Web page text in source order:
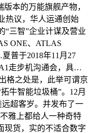
本的万能旗舰产物，
热议，华人运通创始
“三智”企业计谋及营业
ONE、ATLAS
普于2018年11月27
走步机沟通会，具…
格之处是，此举可谓京
牛智能垃圾桶”。12月
超客岁。并发布了一
雅上都给人一种奇特
现货，实的不适合数字